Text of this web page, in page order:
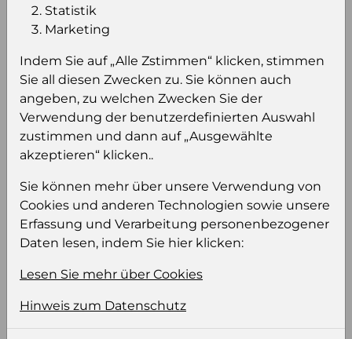
Sie müssen eingeloggt sein, um Preise zu
sehen und/oder dieses Produkt zu kaufen.
Einloggen Anmeldung für B2B Konto
Produktinformation
Wählen Sie eine Sprache und ein Format für
Ihre Produktdatei aus
Sprache
Keiner
Format auswählen
Statistik
Marketing
Indem Sie auf „Alle Zstimmen“ klicken, stimmen
Sie all diesen Zwecken zu. Sie können auch
angeben, zu welchen Zwecken Sie der
Verwendung der benutzerdefinierten Auswahl
zustimmen und dann auf „Ausgewählte
akzeptieren“ klicken..
Sie können mehr über unsere Verwendung von
Cookies und anderen Technologien sowie unsere
Erfassung und Verarbeitung personenbezogener
Daten lesen, indem Sie hier klicken:
Lesen Sie mehr über Cookies
Hinweis zum Datenschutz